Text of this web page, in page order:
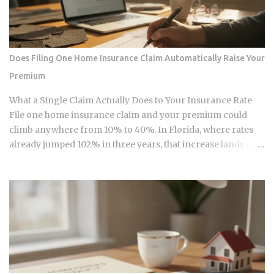
mechanics actually put money in your pocket, or just
relocate the extraction one layer deeper, is what this post
works through. The DNA Ownership Problem Blockchain
Genomics Is Trying to Solve Traditional genomic
sequencing works like this: you pay a company to sequence
your DNA, they store the result, and they sell anonymized or
aggregated versions of that dataset to pharmaceutical firms
and biotech researchers. The transaction price between the
sequencing company and the buyer is...
Does Filing One Home Insurance Claim Automatically Raise Your
Premium
What a Single Claim Actually Does to Your Insurance Rate
File one home insurance claim and your premium could
climb anywhere from 10% to 40%. In Florida, where rates
already jumped 102% in three years, that increase lands on
hike, or is your risk profile doing most of the damage?
Insurers price risk using claims data, credit-based
insurance scores, home age, and location, all blended
together. A single claim can push your premium up 10% to
40% , and where you land in that range depends heavily on
what kind of loss you filed. You won't see the increase right